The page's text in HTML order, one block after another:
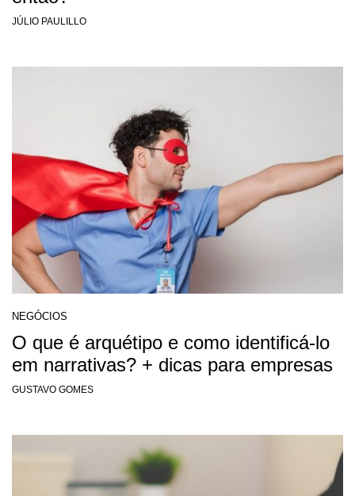
JÚLIO PAULILLO
NEGÓCIOS
O que é arquétipo e como identificá-lo
em narrativas? + dicas para empresas
GUSTAVO GOMES